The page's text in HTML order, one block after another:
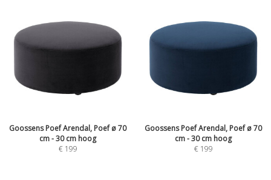
Goossens Poef Arendal, Poef ø 70
cm - 30 cm hoog
€ 199
Goossens Poef Arendal, Poef ø 70
cm - 30 cm hoog
€ 199